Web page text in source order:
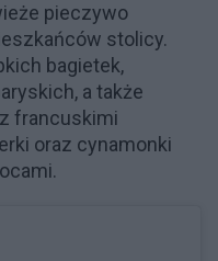
pieczywo
stolicy.
bagietek,
a także
francuskimi
oraz cynamonki